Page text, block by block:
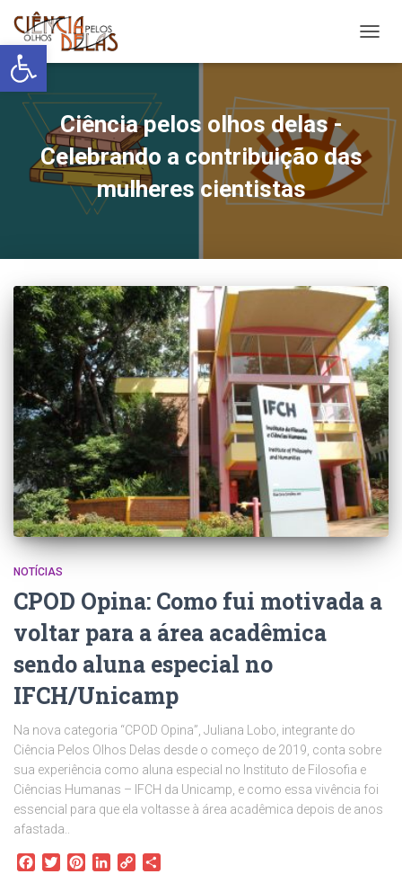
Abrir a barra de ferramentas
Ciência pelos olhos delas -
Celebrando a contribuição das
mulheres cientistas
NOTÍCIAS
CPOD Opina: Como fui motivada a
voltar para a área acadêmica
sendo aluna especial no
IFCH/Unicamp
Na nova categoria “CPOD Opina”, Juliana Lobo, integrante do
Ciência Pelos Olhos Delas desde o começo de 2019, conta sobre
sua experiência como aluna especial no Instituto de Filosofia e
Ciências Humanas – IFCH da Unicamp, e como essa vivência foi
essencial para que ela voltasse à área acadêmica depois de anos
afastada..
Facebook
TwitterPinterestLinkedIn
Copy